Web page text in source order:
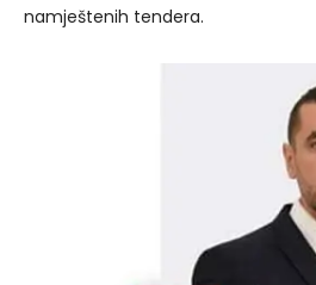
namještenih tendera.